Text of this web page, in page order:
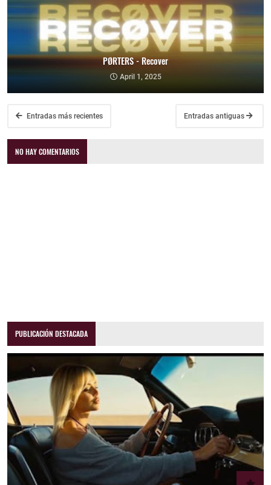
PØRTERS - Recover
April 1, 2025
Entradas más recientes Entradas antiguas
NO HAY COMENTARIOS
PUBLICACIÓN DESTACADA